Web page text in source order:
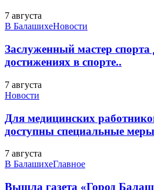
7 августа
В БалашихеНовости
Заслуженный мастер
достижениях в спорте..
7 августа
Новости
Для медицинских
доступны специальные
7 августа
В БалашихеГлавное
Вышла газета «Город